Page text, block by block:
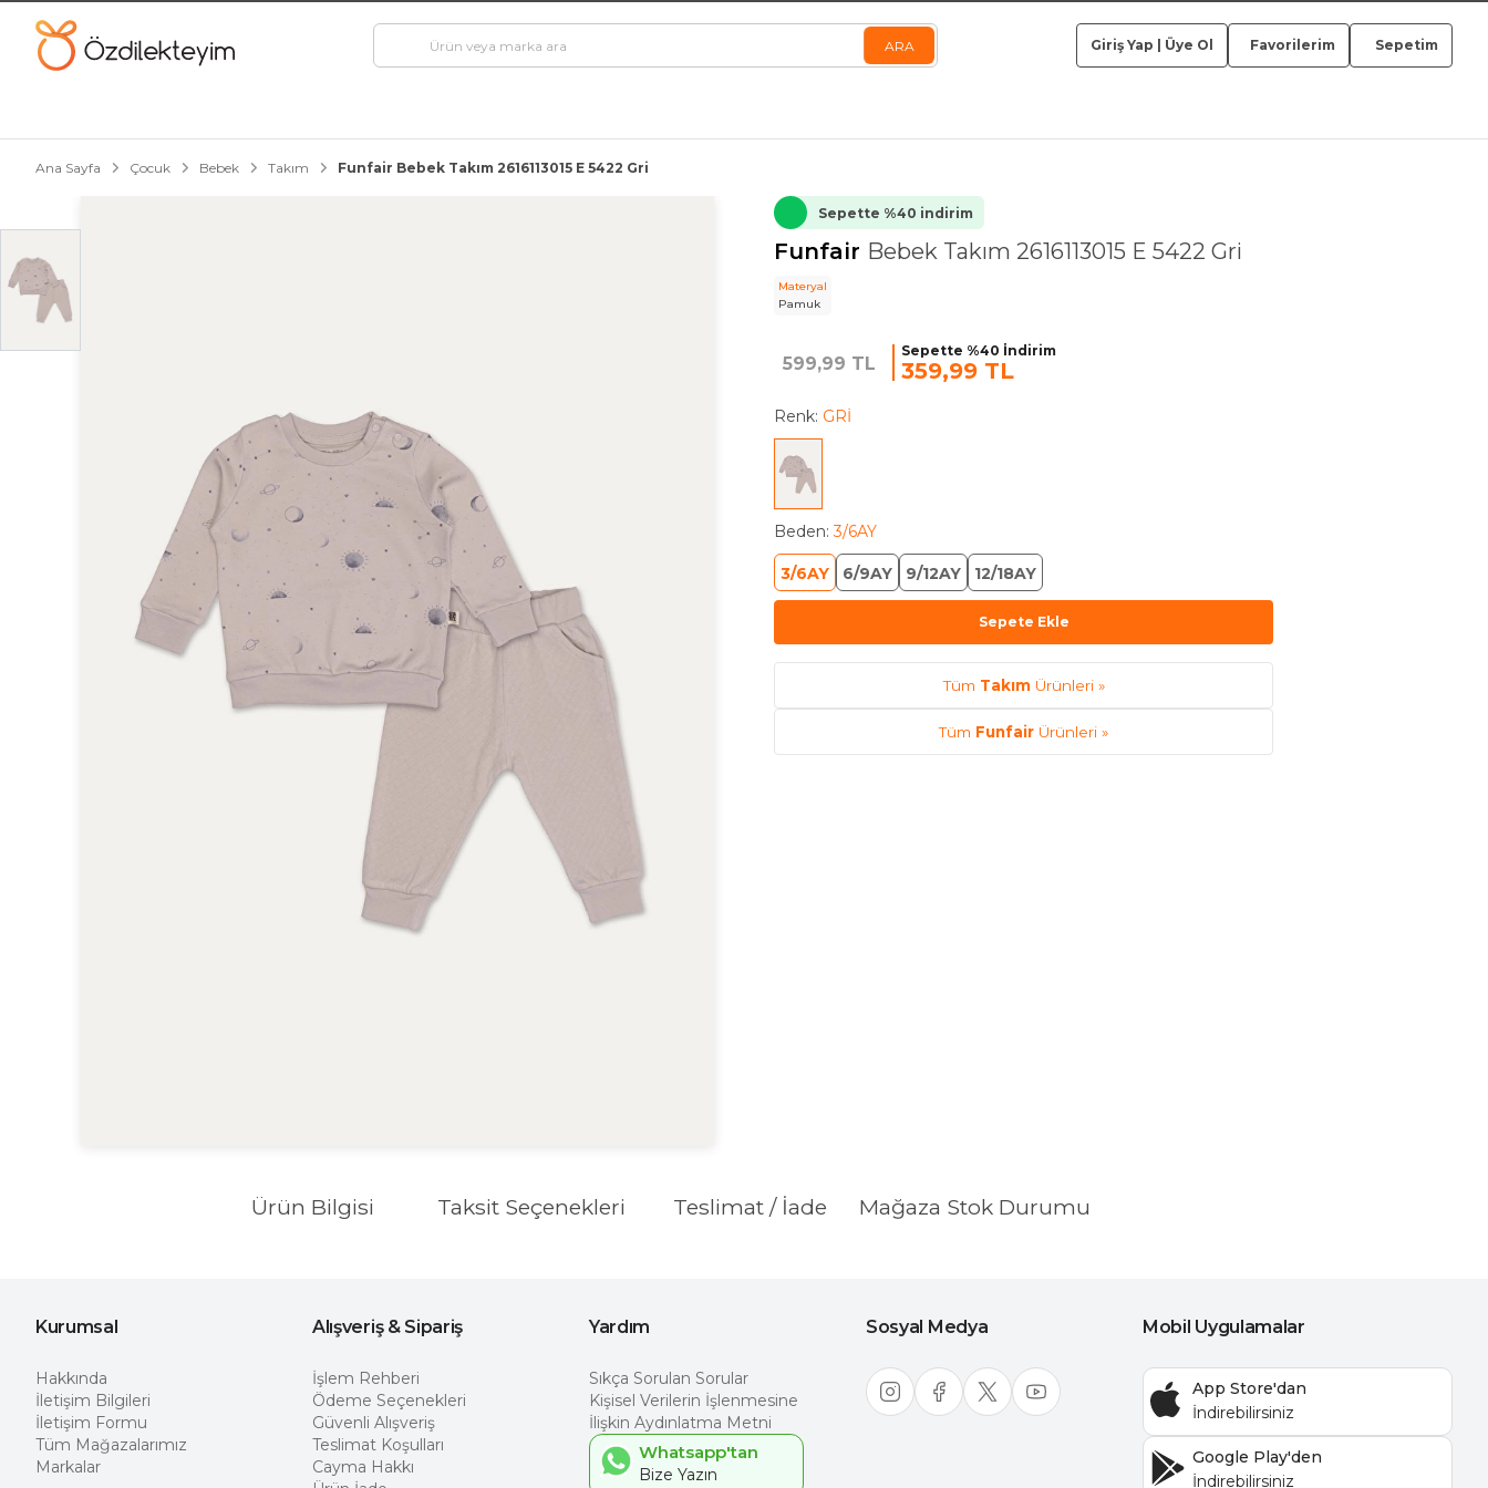
Giriş Yap Üye Ol Favorilerim Sepetim
Ana Sayfa Çocuk Bebek Takım Funfair Bebek Takım 2616113015 E 5422 Gri
Sepette %40 indirim
Funfair Bebek Takım 2616113015 E 5422 Gri
Materyal
Pamuk
599,99 TL
Sepette %40 İndirim
359,99 TL
Renk: GRİ
Beden:3/6AY
3/6AY 6/9AY 9/12AY 12/18AY
Sepete Ekle
Tüm TakımÜrünleri »
Tüm Funfair Ürünleri »
Ürün Bilgisi Taksit Seçenekleri Teslimat / İade Mağaza Stok Durumu
Kurumsal
Hakkında
İletişim Bilgileri
İletişim Formu
Tüm Mağazalarımız
Markalar
Alışveriş & Sipariş
İşlem Rehberi
Ödeme Seçenekleri
Güvenli Alışveriş
Teslimat Koşulları
Cayma Hakkı
Yardım
Sıkça Sorulan Sorular
Kişisel Verilerin İşlenmesine
İlişkin Aydınlatma Metni
Whatsapp'tan
Sosyal Medya Mobil Uygulamalar
App Store'dan
Google Play'den